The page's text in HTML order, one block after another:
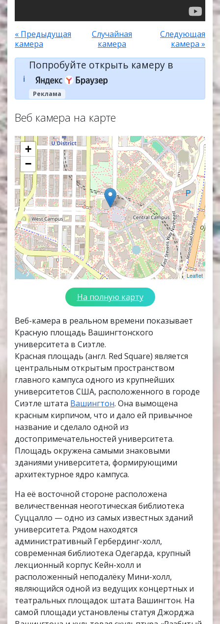
« Предыдущая
камера
Случайная
камера
Следующая
камера »
ℹ️
Попробуйте открыть камеру в
Реклама
Веб камера на карте
+
−
Leaflet
На полную карту
Веб-камера в реальном времени показывает
Красную площадь Вашингтонского
университета в Сиэтле.
Красная площадь (англ. Red Square) является
центральным открытым пространством
главного кампуса одного из крупнейших
университетов США, расположенного в городе
Сиэтле штата Вашингтон. Она вымощена
красным кирпичом, что и дало ей привычное
название и сделало одной из
достопримечательностей университета.
Площадь окружена самыми знаковыми
зданиями университета, формирующими
архитектурное ядро кампуса.
На её восточной стороне расположена
величественная неоготическая библиотека
Суццалло — одно из самых известных зданий
университета. Рядом находятся
административный Гербердинг-холл,
современная библиотека Одегарда, крупный
лекционный корпус Кейн-холл и
расположенный неподалёку Мини-холл,
являющийся одной из ведущих концертных и
театральных площадок штата Вашингтон. На
самой площади установлены статуя Джорджа